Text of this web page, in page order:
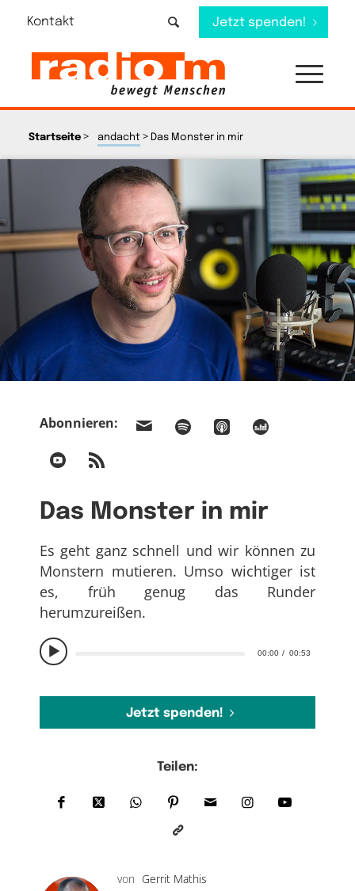
Kontakt Jetzt spenden!
Startseite> andacht> Das Monster in mir
Abonnieren:
Das Monster in mir
00:00 00:53
Es geht ganz schnell und wir können zu
Monstern mutieren. Umso wichtiger ist
es, früh genug das Runder
herumzureißen.
Jetzt spenden!
Teilen:
von Gerrit Mathis